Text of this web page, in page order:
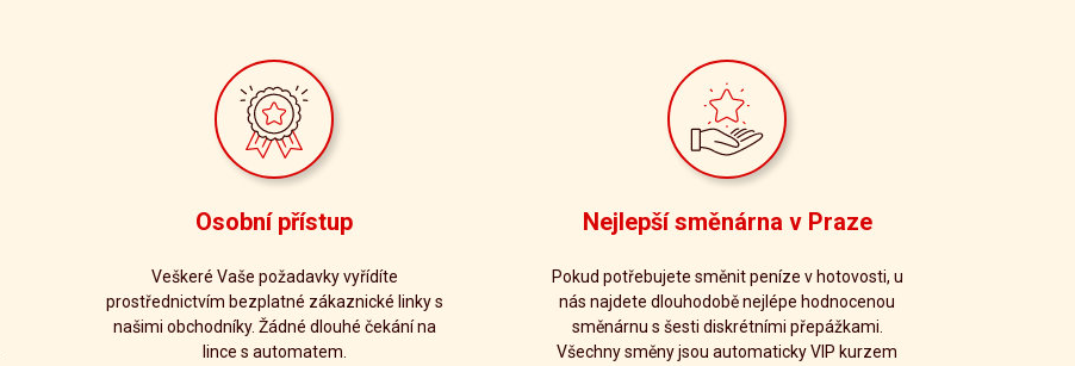
Osobní přístup
Veškeré Vaše požadavky vyřídíte
prostřednictvím bezplatné zákaznické linky s
našimi obchodníky. Žádné dlouhé čekání na
lince s automatem.
Nejlepší směnárna v Praze
Pokud potřebujete směnit peníze v hotovosti, u
nás najdete dlouhodobě nejlépe hodnocenou
směnárnu s šesti diskrétními přepážkami.
Všechny směny jsou automaticky VIP kurzem